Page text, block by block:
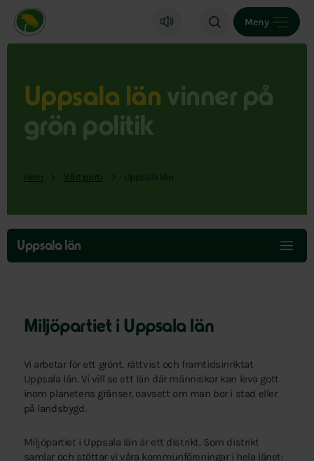
Miljöpartiet de gröna, startsida
Meny
Uppsala län vinner på
grön politik
Hem Vårt parti Uppsala län
Hoppa
över
menyn
Uppsala län
Miljöpartiet i Uppsala län
Vi arbetar för ett grönt, rättvist och framtidsinriktat
Uppsala län. Vi vill se ett län där människor kan leva gott
inom planetens gränser, oavsett om man bor i stad eller
på landsbygd.
Miljöpartiet i Uppsala län är ett distrikt. Som distrikt
samlar och stöttar vi våra kommunföreningar i hela länet: